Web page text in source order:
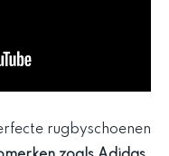
rugbyschoenen